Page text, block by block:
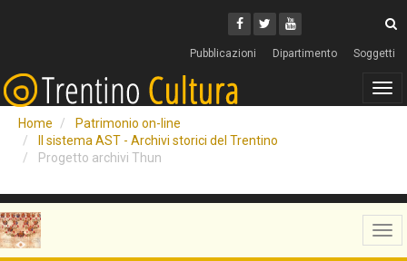
Facebook
Twitter
Youtube
Pubblicazioni Dipartimento Soggetti
Home
Patrimonio on-line
Il sistema AST - Archivi storici del Trentino
Progetto archivi Thun